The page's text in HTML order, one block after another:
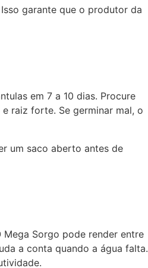
garante que o produtor da
em 7 a 10 dias. Procure
raiz forte. Se germinar mal, o
um saco aberto antes de
Mega Sorgo pode render entre
a conta quando a água falta.